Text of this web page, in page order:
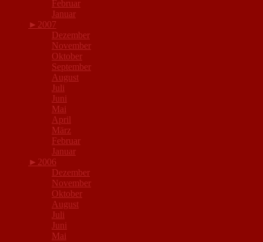
Februar
Januar
► 2007
Dezember
November
Oktober
September
August
Juli
Juni
Mai
April
März
Februar
Januar
► 2006
Dezember
November
Oktober
August
Juli
Juni
Mai